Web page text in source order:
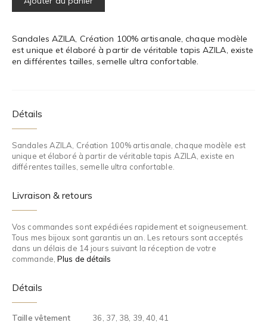
Sandales AZILA, Création 100% artisanale, chaque modèle
est unique et élaboré à partir de véritable tapis AZILA, existe
en différentes tailles, semelle ultra confortable.
Détails
Sandales AZILA, Création 100% artisanale, chaque modèle est
unique et élaboré à partir de véritable tapis AZILA, existe en
différentes tailles, semelle ultra confortable.
Livraison & retours
Vos commandes sont expédiées rapidement et soigneusement.
Tous mes bijoux sont garantis un an. Les retours sont acceptés
dans un délais de 14 jours suivant la réception de votre
commande, Plus de détails
Détails
Taille vêtement 36, 37, 38, 39, 40, 41